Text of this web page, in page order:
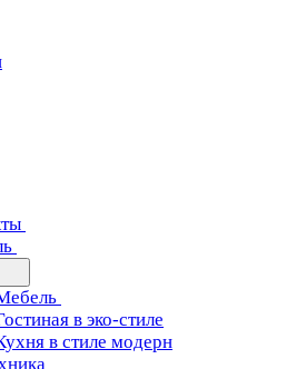
в эко-стиле
в стиле модерн